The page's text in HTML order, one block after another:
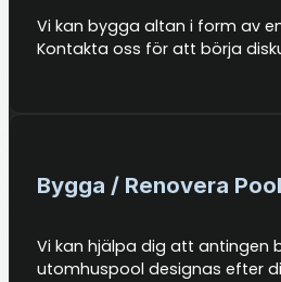
Vi kan bygga altan i form av
Kontakta oss för att börja
Bygga / Renovera Pool
Vi kan hjälpa dig att antingen
utomhuspool designas efter